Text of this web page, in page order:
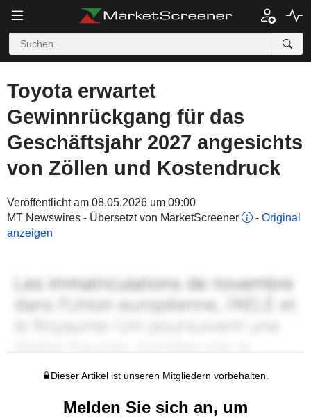
Toyota erwartet
Gewinnrückgang für das
Geschäftsjahr 2027 angesichts
von Zöllen und Kostendruck
Veröffentlicht am 08.05.2026 um 09:00
MT Newswires - Übersetzt von MarketScreener
- Original
anzeigen
Dieser Artikel ist unseren Mitgliedern vorbehalten.
Melden Sie sich an, um